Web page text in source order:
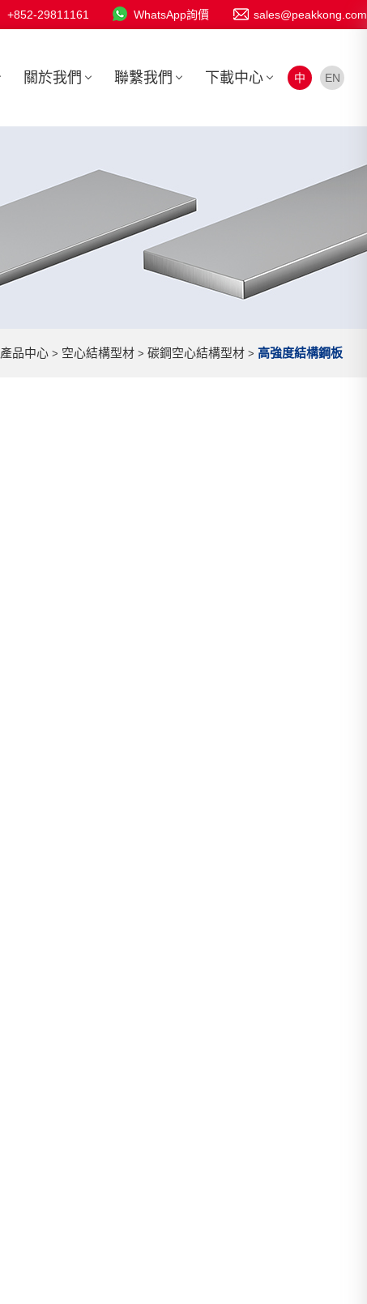
sales@peakkong.com
WhatsApp詢價
+852-29811161
關於我們 聯繫我們 下載中心 中 EN
產品中心 > 空心結構型材 > 碳鋼空心結構型材 > 高強度結構鋼板